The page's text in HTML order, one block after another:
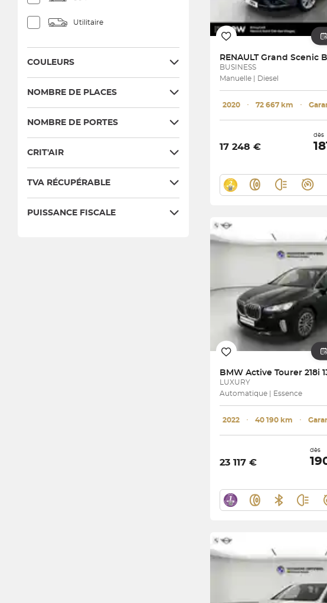
Utilitaire
COULEURS
NOMBRE DE PLACES
NOMBRE DE PORTES
CRIT'AIR
TVA RÉCUPÉRABLE
PUISSANCE FISCALE
RENAULT
BUSINESS
Manuelle | Diesel
2020 ･ 72 667 km ･
17 248 €
dès
BMW Active Tourer 218i
LUXURY
Automatique | Essence
2022 ･ 40 190 km ･
23 117 €
dès